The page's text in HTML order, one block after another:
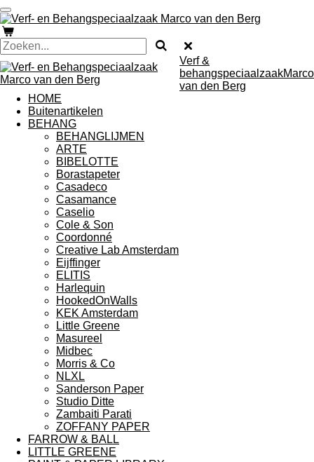
Ga
direct
naar
de
hoofdinhoud
Verf &
behangspeciaalzaakMarco
van den Berg
HOME
Buitenartikelen
BEHANG
BEHANGLIJMEN
ARTE
BIBELOTTE
Borastapeter
Casadeco
Casamance
Caselio
Cole & Son
Coordonné
Creative Lab Amsterdam
Eijffinger
ELITIS
Harlequin
HookedOnWalls
KEK Amsterdam
Little Greene
Masureel
Midbec
Morris & Co
NLXL
Sanderson Paper
Studio Ditte
Zambaiti Parati
ZOFFANY PAPER
FARROW & BALL
LITTLE GREENE